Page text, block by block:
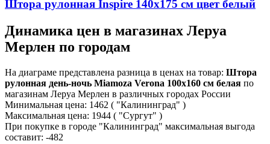
Штора рулонная Inspire 140х175 см цвет белый
Динамика цен в магазинах Леруа
Мерлен по городам
На диаграме представлена разница в ценах на товар: Штора
рулонная день-ночь Miamoza Verona 100x160 см белая по
магазинам Леруа Мерлен в различных городах России
Минимальная цена: 1462 ( "Калининград" )
Максимальная цена: 1944 ( "Сургут" )
При покупке в городе "Калининград" максимальная выгода
составит: -482